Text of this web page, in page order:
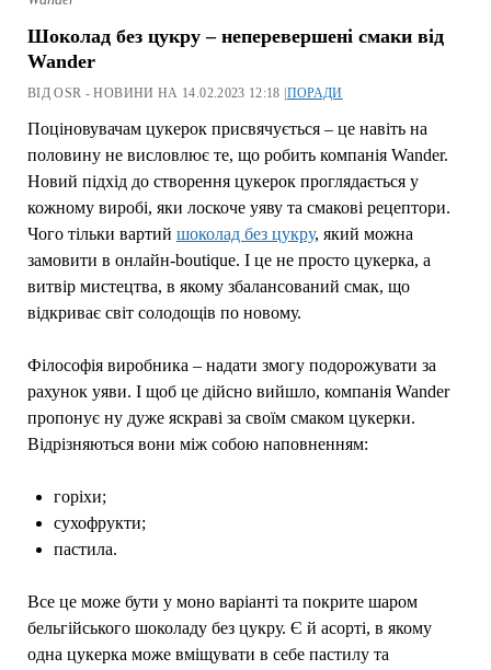
Шоколад без цукру – неперевершені смаки від
Wander
ВІД OSR - НОВИНИ НА 14.02.2023 12:18 | ПОРАДИ
Поціновувачам цукерок присвячується – це навіть на
половину не висловлює те, що робить компанія Wander.
Новий підхід до створення цукерок проглядається у
кожному виробі, яки лоскоче уяву та смакові рецептори.
Чого тільки вартий шоколад без цукру, який можна
замовити в онлайн-boutique. І це не просто цукерка, а
витвір мистецтва, в якому збалансований смак, що
відкриває світ солодощів по новому.
Філософія виробника – надати змогу подорожувати за
рахунок уяви. І щоб це дійсно вийшло, компанія Wander
пропонує ну дуже яскраві за своїм смаком цукерки.
Відрізняються вони між собою наповненням:
горіхи;
сухофрукти;
пастила.
Все це може бути у моно варіанті та покрите шаром
бельгійського шоколаду без цукру. Є й асорті, в якому
одна цукерка може вміщувати в себе пастилу та